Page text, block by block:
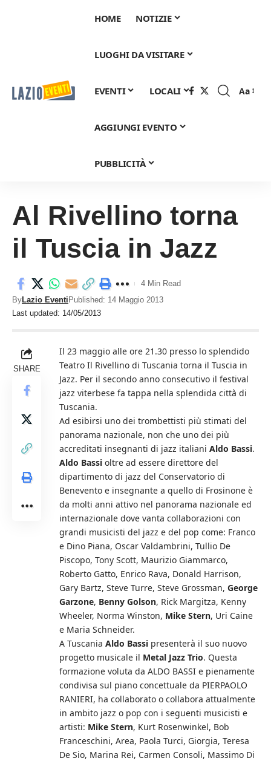
HOME NOTIZIE
LUOGHI DA VISITARE
EVENTI LOCALI
AGGIUNGI EVENTO
PUBBLICITÀ
Font
Aa
Al Rivellino torna
il Tuscia in Jazz
Last updated: 14/05/2013
ByLazio Eventi Published: 14 Maggio 2013
4 Min Read
SHARE
Il 23 maggio alle ore 21.30 presso lo splendido
Teatro Il Rivellino di Tuscania torna il Tuscia in
Jazz. Per il secondo anno consecutivo il festival
jazz viterbese fa tappa nella splendida città di
Tuscania.
Ad esibirsi uno dei trombettisti più stimati del
panorama nazionale, non che uno dei più
accreditati insegnanti di jazz italiani Aldo Bassi.
Aldo Bassi oltre ad essere direttore del
dipartimento di jazz del Conservatorio di
Benevento e insegnante a quello di Frosinone è
da molti anni attivo nel panorama nazionale ed
internazionale dove vanta collaborazioni con
grandi musicisti del jazz e del pop come: Franco
e Dino Piana, Oscar Valdambrini, Tullio De
Piscopo, Tony Scott, Maurizio Giammarco,
Roberto Gatto, Enrico Rava, Donald Harrison,
Gary Bartz, Steve Turre, Steve Grossman, George
Garzone, Benny Golson, Rick Margitza, Kenny
Wheeler, Norma Winston, Mike Stern, Uri Caine
e Maria Schneider.
A Tuscania Aldo Bassi presenterà il suo nuovo
progetto musicale il Metal Jazz Trio. Questa
formazione voluta da ALDO BASSI e pienamente
condivisa sul piano concettuale da PIERPAOLO
RANIERI, ha collaborato o collabora attualmente
in ambito jazz o pop con i seguenti musicisti e
artisti: Mike Stern, Kurt Rosenwinkel, Bob
Franceschini, Area, Paola Turci, Giorgia, Teresa
De Sio, Marina Rei, Carmen Consoli, Massimo Di